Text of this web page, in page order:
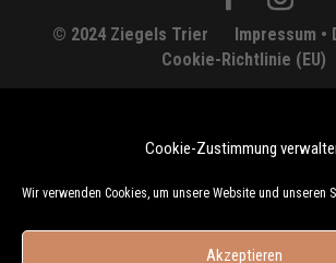
Cookie-Zustimmung
Wir verwenden Cookies, um unsere Website und unseren
Akzeptieren
© 2024 Ziegels Trier Impressum •
Cookie-Richtlinie (EU)